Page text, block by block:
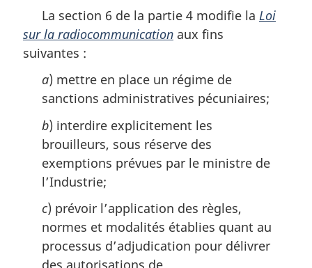
La section 6 de la partie 4 modifie la Loi
sur la radiocommunication aux fins
suivantes :
a) mettre en place un régime de
sanctions administratives pécuniaires;
b) interdire explicitement les
brouilleurs, sous réserve des
exemptions prévues par le ministre de
l’Industrie;
c) prévoir l’application des règles,
normes et modalités établies quant au
processus d’adjudication pour délivrer